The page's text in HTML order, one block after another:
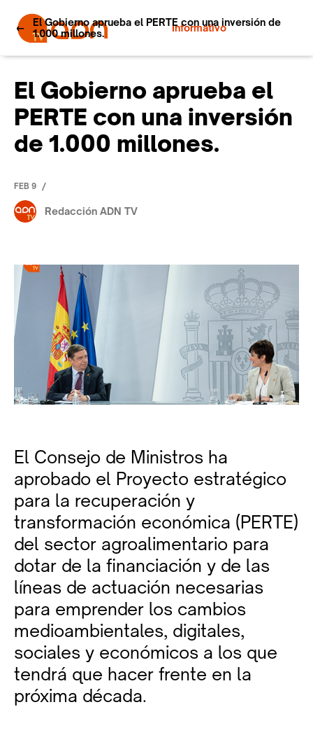
Informativo
El Gobierno aprueba el PERTE con una inversión de
1.000 millones.
El Gobierno aprueba el
PERTE con una inversión
de 1.000 millones.
FEB 9 /
Redacción ADN TV
El Consejo de Ministros ha
aprobado el Proyecto estratégico
para la recuperación y
transformación económica (PERTE)
del sector agroalimentario para
dotar de la financiación y de las
líneas de actuación necesarias
para emprender los cambios
medioambientales, digitales,
sociales y económicos a los que
tendrá que hacer frente en la
próxima década.